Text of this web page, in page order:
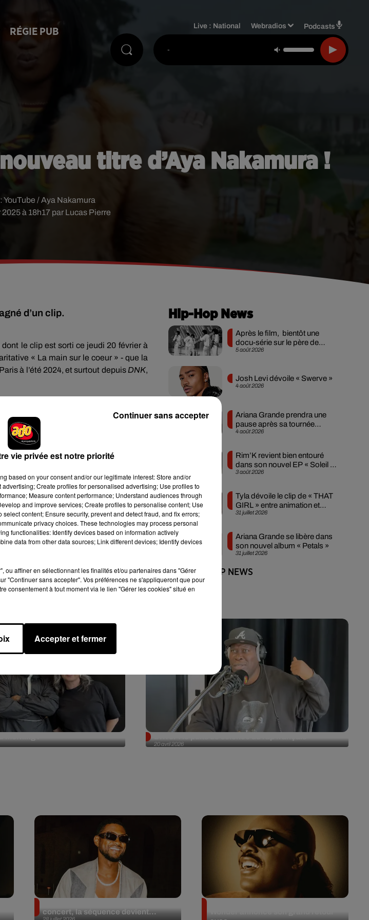
RÉGIE PUB
Live : National Webradios Podcasts
-
titre d’Aya Nakamura !
à 18h17 par Lucas Pierre
YouTube / Aya Nakamura
d’un clip.
le clip est sorti ce jeudi 20 février à
« La main sur le coeur » - que la
à l’été 2024, et surtout depuis DNK,
Deux rappeurs issus du collectif
chanteuse s’apprête-t-elle à sortir un
fin à sa participation à « Nouvelle
disque.
exprimé. Si vous souhaitez l'afficher,
ci-dessous.
Hip-Hop News
5 août 2026
Après le film, bientôt une
docu-série sur le père de
Michael Jackson
4 août 2026
Josh Levi dévoile « Swerve »
4 août 2026
Ariana Grande prendra une
pause après sa tournée
mondiale
3 août 2026
Rim’K revient bien entouré
dans son nouvel EP « Soleil de
minuit »
31 juillet 2026
Tyla dévoile le clip de « THAT
GIRL » entre animation et
sensualité
31 juillet 2026
Ariana Grande se libère dans
son nouvel album « Petals »
+ DE HIP-HOP NEWS
20 avril 2026
concert, la séquence devient...
vie privée est notre priorité
based on your consent and/or our legitimate interest: Store and/or
Create profiles for personalised advertising; Use profiles to
Measure content performance; Understand audiences through
and improve services; Create profiles to personalise content; Use
content; Ensure security, prevent and detect fraud, and fix errors;
privacy choices. These technologies may process personal
functionalities: Identify devices based on information actively
data from other data sources; Link different devices; Identify devices
ou affiner en sélectionnant les finalités et/ou partenaires dans "Gérer
"Continuer sans accepter". Vos préférences ne s'appliqueront que pour
consentement à tout moment via le lien "Gérer les cookies" situé en
Accepter et fermer
Continuer sans accepter